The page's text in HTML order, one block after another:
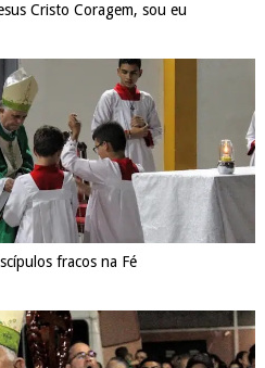
Cristo Coragem, sou eu
fracos na Fé